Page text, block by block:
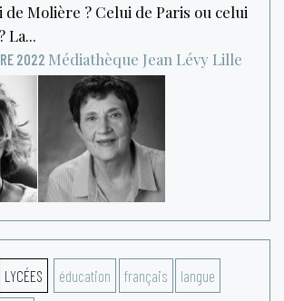
Molière ? Celui de Paris ou celui
La...
2022 Médiathèque Jean Lévy Lille
LYCÉES éducation français langue